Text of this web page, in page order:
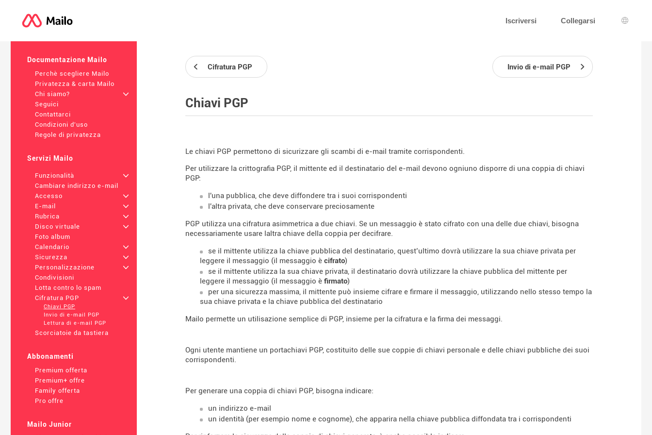
Iscriversi Collegarsi
Scelta
Documentazione Mailo
Perchè scegliere Mailo
Privatezza & carta Mailo
Chi siamo?
+
Seguici
Contattarci
Condizioni d'uso
Regole di privatezza
Servizi Mailo
Funzionalità
+
Cambiare indirizzo e-mail
Accesso
+
E-mail
+
Rubrica
+
Disco virtuale
+
Foto album
Calendario
+
Sicurezza
+
Personalizzazione
+
Condivisioni
Lotta contro lo spam
Cifratura PGP
+
Chiavi PGP
Invio di e-mail PGP
Lettura di e-mail PGP
Scorciatoie da tastiera
Abbonamenti
Premium offerta
Premium+ offre
Family offerta
Pro offre
Mailo Junior
Cifratura PGP Invio di e-mail PGP
Chiavi PGP
Le chiavi PGP permettono di sicurizzare gli scambi di e-mail tramite corrispondenti.
Per utilizzare la crittografia PGP, il mittente ed il destinatario del e-mail devono ogniuno disporre di una coppia di chiavi
PGP:
l'una pubblica, che deve diffondere tra i suoi corrispondenti
l'altra privata, che deve conservare preciosamente
PGP utilizza una cifratura asimmetrica a due chiavi. Se un messaggio è stato cifrato con una delle due chiavi, bisogna
necessariamente usare laltra chiave della coppia per decifrare.
se il mittente utilizza la chiave pubblica del destinatario, quest’ultimo dovrà utilizzare la sua chiave privata per
leggere il messaggio (il messaggio è cifrato)
se il mittente utilizza la sua chiave privata, il destinatario dovrà utilizzare la chiave pubblica del mittente per
leggere il messaggio (il messaggio è firmato)
per una sicurezza massima, il mittente può insieme cifrare e firmare il messaggio, utilizzando nello stesso tempo la
sua chiave privata e la chiave pubblica del destinatario
Mailo permette un utilisazione semplice di PGP, insieme per la cifratura e la firma dei messaggi.
Ogni utente mantiene un portachiavi PGP, costituito delle sue coppie di chiavi personale e delle chiavi pubbliche dei suoi
corrispondenti.
Per generare una coppia di chiavi PGP, bisogna indicare:
un indirizzo e-mail
un identità (per esempio nome e cognome), che apparira nella chiave pubblica diffondata tra i corrispondenti